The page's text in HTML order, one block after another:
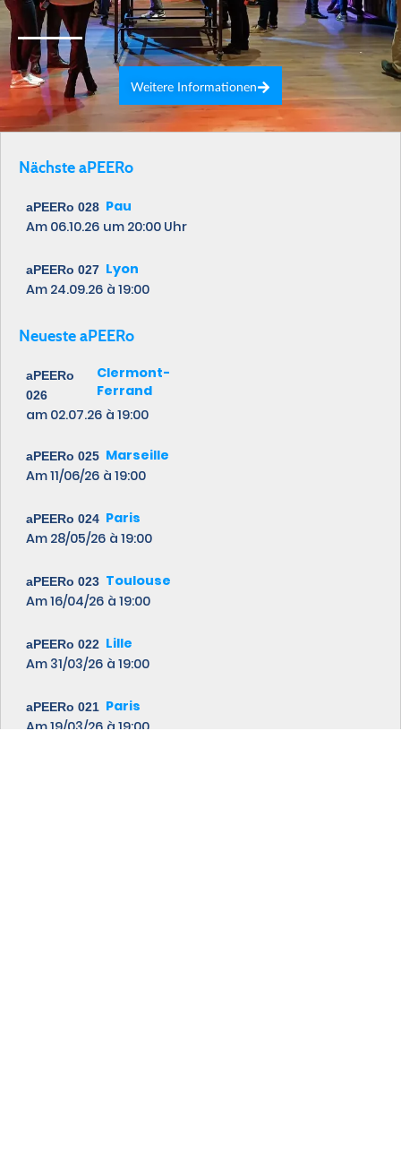
Weitere Informationen
Nächste aPEERo
aPEERo 028 Pau
Am 06.10.26 um 20:00 Uhr
aPEERo 027 Lyon
Am 24.09.26 à 19:00
Neueste aPEERo
aPEERo
026
Clermont-
Ferrand
am 02.07.26 à 19:00
aPEERo 025 Marseille
Am 11/06/26 à 19:00
aPEERo 024 Paris
Am 28/05/26 à 19:00
aPEERo 023 Toulouse
Am 16/04/26 à 19:00
aPEERo 022 Lille
Am 31/03/26 à 19:00
aPEERo 021 Paris
Am 19/03/26 à 19:00